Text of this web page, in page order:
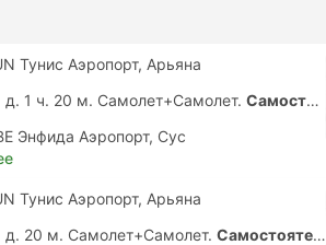
Тунис Аэропорт, Арьяна
д. 1 ч. 20 м. Самолет+Самолет. Самостоятельная пересадка
Энфида Аэропорт, Сус
Тунис Аэропорт, Арьяна
д. 20 м. Самолет+Самолет. Самостоятельная пересадка